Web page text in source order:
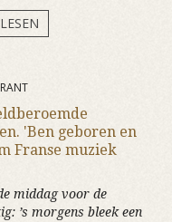
'Ben geboren en
Franse muziek
middag voor de
’s morgens bleek een